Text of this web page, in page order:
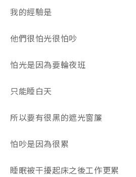
我的經驗是
他們很怕光很怕吵
怕光是因為要輪夜班
只能睡白天
所以要有很黑的遮光窗簾
怕吵是因為很累
睡眠被干擾起床之後工作更累